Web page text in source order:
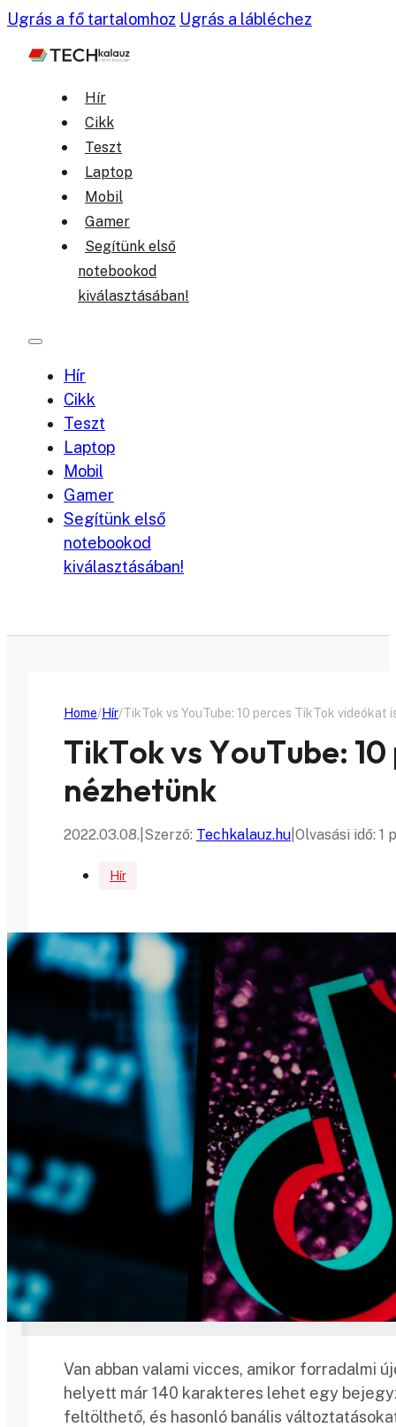
Ugrás a fő tartalomhoz Ugrás a lábléchez
Hír
Cikk
Teszt
Laptop
Mobil
Gamer
Segítünk első
notebookod
kiválasztásában!
Hír
Cikk
Teszt
Laptop
Mobil
Gamer
Segítünk első
notebookod
kiválasztásában!
Home Hír TikTok vs YouTube: 10 perces TikTok videókat
TikTok vs YouTube:
nézhetünk
2022.03.08. Szerző: Techkalauz.hu Olvasási idő: 1
Hír
Van abban valami vicces, amikor forradalmi
helyett már 140 karakteres lehet egy
feltölthető, és hasonló banális